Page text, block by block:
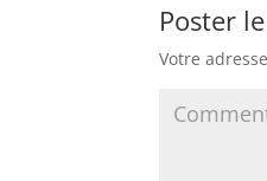
Poster
Votre